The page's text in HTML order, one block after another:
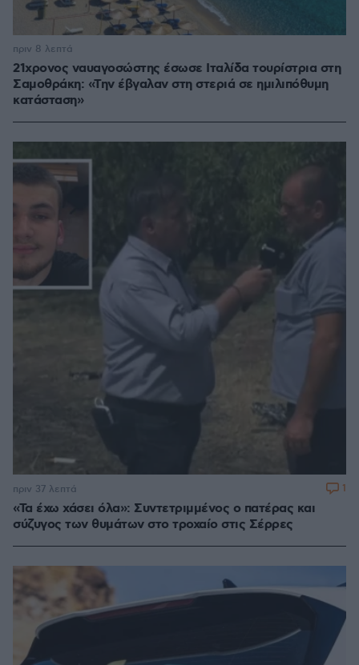
21χρονος ναυαγοσώστης έσωσε Ιταλίδα τουρίστρια στη
Σαμοθράκη: «Την έβγαλαν στη στεριά σε ημιλιπόθυμη
κατάσταση»
πριν 8 λεπτά
«Τα έχω χάσει όλα»: Συντετριμμένος ο πατέρας και
σύζυγος των θυμάτων στο τροχαίο στις Σέρρες
πριν 37 λεπτά 1